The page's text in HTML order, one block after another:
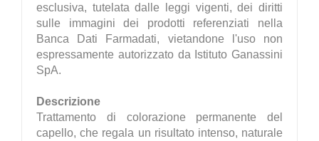
esclusiva, tutelata dalle leggi vigenti, dei diritti
sulle immagini dei prodotti referenziati nella
Banca Dati Farmadati, vietandone l'uso non
espressamente autorizzato da Istituto Ganassini
SpA.
Descrizione
Trattamento di colorazione permanente del
capello, che regala un risultato intenso, naturale